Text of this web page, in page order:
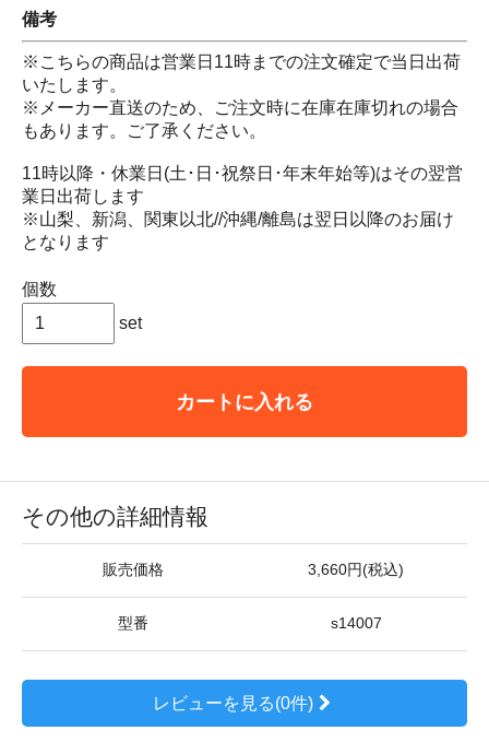
備考
※こちらの商品は営業日11時までの注文確定で当日出荷
いたします。
※メーカー直送のため、ご注文時に在庫在庫切れの場合
もあります。ご了承ください。
11時以降・休業日(土･日･祝祭日･年末年始等)はその翌営
業日出荷します
※山梨、新潟、関東以北//沖縄/離島は翌日以降のお届け
となります
個数
set
カートに入れる
その他の詳細情報
販売価格 3,660円(税込)
型番 s14007
レビューを見る(0件)